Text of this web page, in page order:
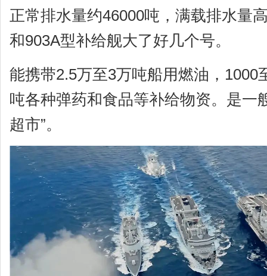
正常排水量约46000吨，满载排水量
和903A型补给舰大了好几个号。
能携带2.5万至3万吨船用燃油，1000
吨各种弹药和食品等补给物资。是一
超市”。